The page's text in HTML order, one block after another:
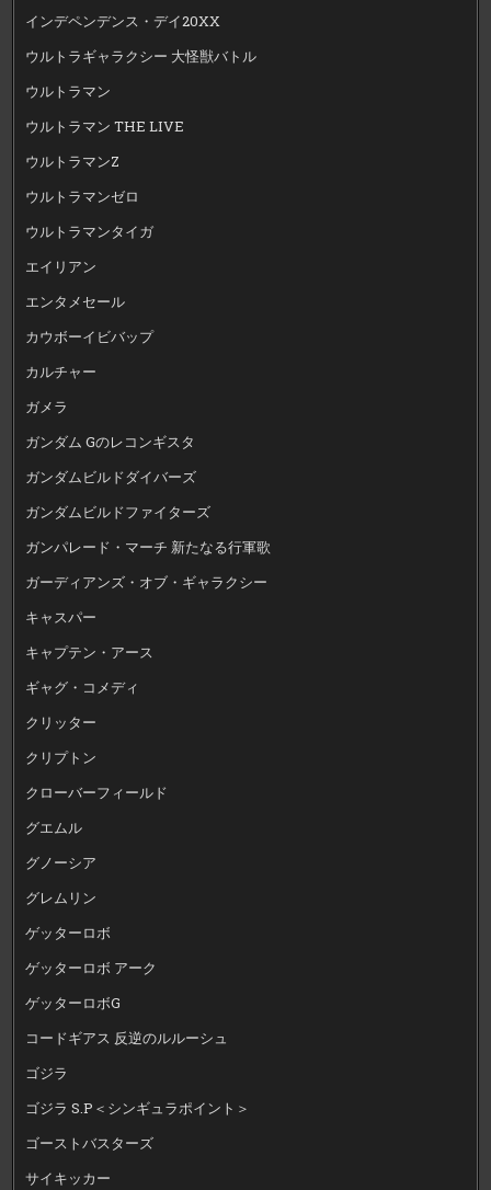
インデペンデンス・デイ20XX
ウルトラギャラクシー 大怪獣バトル
ウルトラマン
ウルトラマン THE LIVE
ウルトラマンZ
ウルトラマンゼロ
ウルトラマンタイガ
エイリアン
エンタメセール
カウボーイビバップ
カルチャー
ガメラ
ガンダム Gのレコンギスタ
ガンダムビルドダイバーズ
ガンダムビルドファイターズ
ガンパレード・マーチ 新たなる行軍歌
ガーディアンズ・オブ・ギャラクシー
キャスパー
キャプテン・アース
ギャグ・コメディ
クリッター
クリプトン
クローバーフィールド
グエムル
グノーシア
グレムリン
ゲッターロボ
ゲッターロボ アーク
ゲッターロボG
コードギアス 反逆のルルーシュ
ゴジラ
ゴジラ S.P＜シンギュラポイント＞
ゴーストバスターズ
サイキッカー